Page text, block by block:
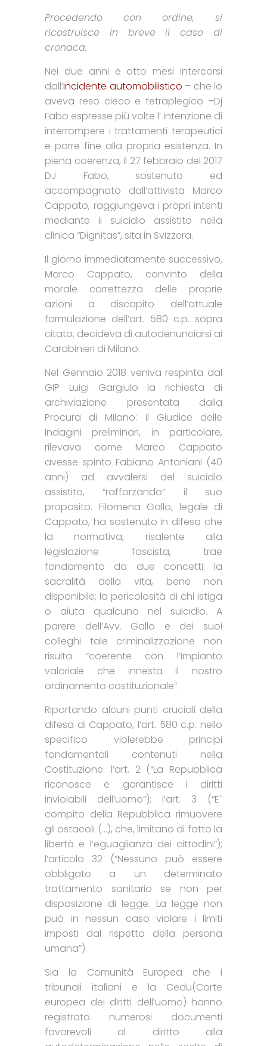
Procedendo con ordine, si
ricostruisce in breve il caso di
cronaca.
Nei due anni e otto mesi intercorsi
dall’incidente automobilistico – che lo
aveva reso cieco e tetraplegico –Dj
Fabo espresse più volte l’ intenzione di
interrompere i trattamenti terapeutici
e porre fine alla propria esistenza. In
piena coerenza, il 27 febbraio del 2017
DJ Fabo, sostenuto ed
accompagnato dall’attivista Marco
Cappato, raggiungeva i propri intenti
mediante il suicidio assistito nella
clinica “Dignitas”, sita in Svizzera.
Il giorno immediatamente successivo,
Marco Cappato, convinto della
morale correttezza delle proprie
azioni a discapito dell’attuale
formulazione dell’art. 580 c.p. sopra
citato, decideva di autodenunciarsi ai
Carabinieri di Milano.
Nel Gennaio 2018 veniva respinta dal
GIP Luigi Gargiulo la richiesta di
archiviazione presentata dalla
Procura di Milano: il Giudice delle
Indagini preliminari, in particolare,
rilevava come Marco Cappato
avesse spinto Fabiano Antoniani (40
anni) ad avvalersi del suicidio
assistito, “rafforzando” il suo
proposito. Filomena Gallo, legale di
Cappato, ha sostenuto in difesa che
la normativa, risalente alla
legislazione fascista, trae
fondamento da due concetti: la
sacralità della vita, bene non
disponibile; la pericolosità di chi istiga
o aiuta qualcuno nel suicidio. A
parere dell’Avv. Gallo e dei suoi
colleghi tale criminalizzazione non
risulta “coerente con l’impianto
valoriale che innesta il nostro
ordinamento costituzionale”.
Riportando alcuni punti cruciali della
difesa di Cappato, l’art. 580 c.p. nello
specifico violerebbe principi
fondamentali contenuti nella
Costituzione: l’art. 2 (“La Repubblica
riconosce e garantisce i diritti
inviolabili dell’uomo”); l’art. 3 (“E`
compito della Repubblica rimuovere
gli ostacoli (…), che, limitano di fatto la
libertà e l’eguaglianza dei cittadini”);
l’articolo 32 (“Nessuno può essere
obbligato a un determinato
trattamento sanitario se non per
disposizione di legge. La legge non
può in nessun caso violare i limiti
imposti dal rispetto della persona
umana”).
Sia la Comunità Europea che i
tribunali italiani e la Cedu(Corte
europea dei diritti dell’uomo) hanno
registrato numerosi documenti
favorevoli al diritto alla